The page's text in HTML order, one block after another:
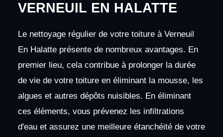
VERNEUIL EN HALATTE
Le nettoyage régulier de votre toiture à Verneuil
En Halatte présente de nombreux avantages. En
premier lieu, cela contribue à prolonger la durée
de vie de votre toiture en éliminant la mousse, les
algues et autres dépôts nuisibles. En éliminant
ces éléments, vous prévenez les infiltrations
d'eau et assurez une meilleure étanchéité de votre